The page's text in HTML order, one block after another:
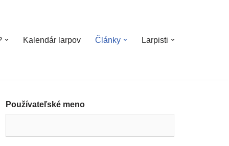
Kalendár larpov Články Larpisti
Používateľské meno